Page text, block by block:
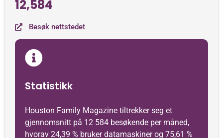
12,584
Besøk nettstedet
Statistikk
Houston Family Magazine tiltrekker seg et
gjennomsnitt på 12 584 besøkende per måned,
hvorav 24,39 % bruker datamaskiner og 75,61 %